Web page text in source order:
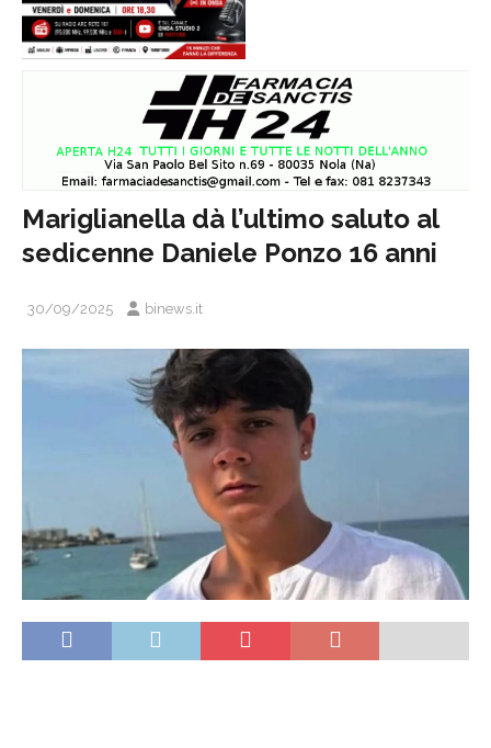
Mariglianella dà l’ultimo saluto al
sedicenne Daniele Ponzo 16 anni
30/09/2025 binews.it